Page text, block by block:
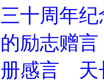
十周年
励志赠言
册感言 天